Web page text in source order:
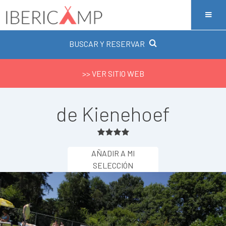
BUSCAR Y RESERVAR
>> VER SITIO WEB
de Kienehoef
AÑADIR A MI
SELECCIÓN